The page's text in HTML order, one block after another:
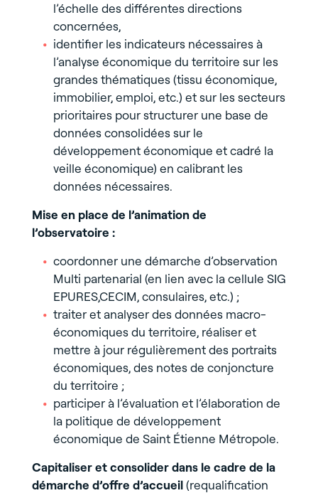
l’échelle des différentes directions
concernées,
identifier les indicateurs nécessaires à
l’analyse économique du territoire sur les
grandes thématiques (tissu économique,
immobilier, emploi, etc.) et sur les secteurs
prioritaires pour structurer une base de
données consolidées sur le
développement économique et cadré la
veille économique) en calibrant les
données nécessaires.
Mise en place de l’animation de
l’observatoire :
coordonner une démarche d’observation
Multi partenarial (en lien avec la cellule SIG
EPURES,CECIM, consulaires, etc.) ;
traiter et analyser des données macro-
économiques du territoire, réaliser et
mettre à jour régulièrement des portraits
économiques, des notes de conjoncture
du territoire ;
participer à l’évaluation et l’élaboration de
la politique de développement
économique de Saint Étienne Métropole.
Capitaliser et consolider dans le cadre de la
démarche d’offre d’accueil(requalification